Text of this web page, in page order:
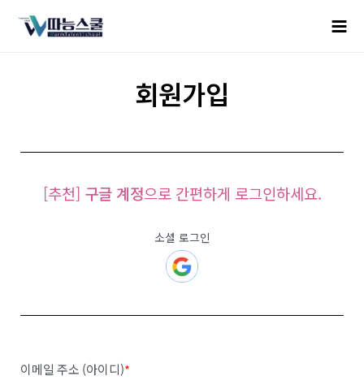
회원가입
[추천] 구글 계정으로 간편하게 로그인하세요.
소셜 로그인
이메일 주소 (아이디)*